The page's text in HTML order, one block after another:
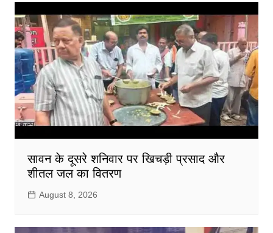
सावन के दूसरे शनिवार पर खिचड़ी प्रसाद और
शीतल जल का वितरण
August 8, 2026